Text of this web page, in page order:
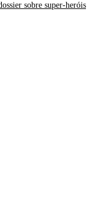
sobre super-heróis